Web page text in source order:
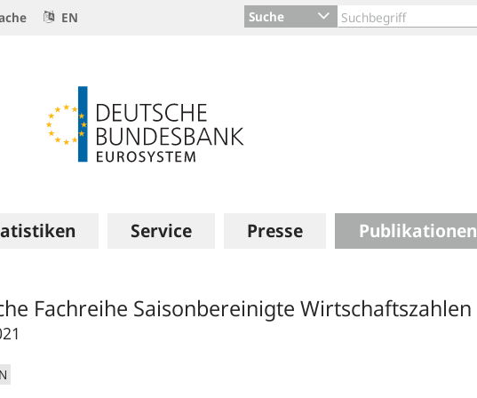
EN Suche
Service Presse Publikationen
Fachreihe Saisonbereinigte Wirtschaftszahlen